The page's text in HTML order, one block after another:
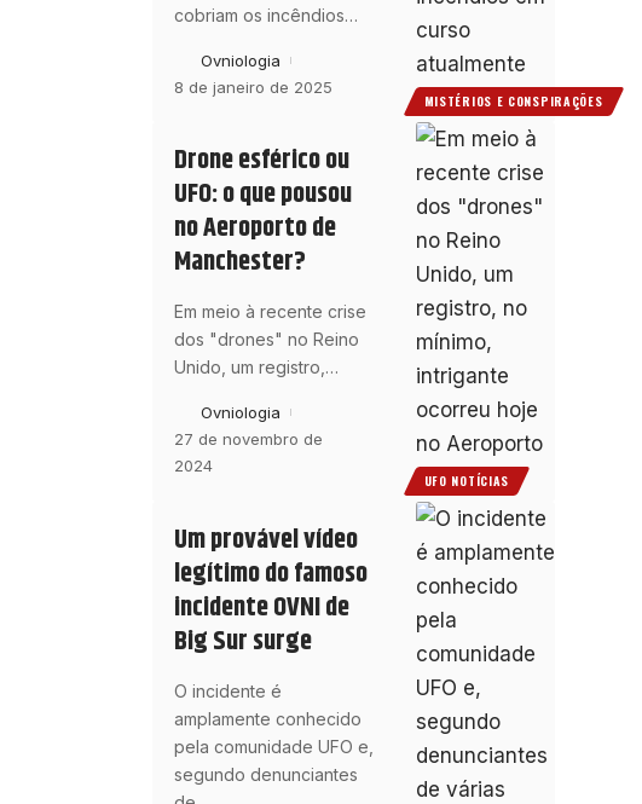
MISTÉRIOS E CONSPIRAÇÕES
cobriam os incêndios…
Ovniologia
8 de janeiro de 2025
UFO NOTÍCIAS
Drone esférico ou
UFO: o que pousou
no Aeroporto de
Manchester?
Em meio à recente crise
dos "drones" no Reino
Unido, um registro,…
Ovniologia
27 de novembro de
2024
Um provável vídeo
legítimo do famoso
incidente OVNI de
Big Sur surge
O incidente é
amplamente conhecido
pela comunidade UFO e,
segundo denunciantes